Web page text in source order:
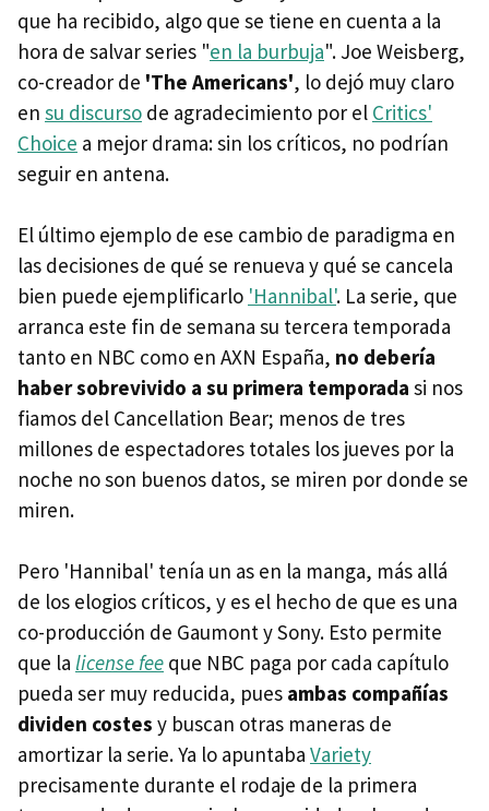
que ha recibido, algo que se tiene en cuenta a la
hora de salvar series "en la burbuja". Joe Weisberg,
co-creador de 'The Americans', lo dejó muy claro
en su discurso de agradecimiento por el Critics'
Choice a mejor drama: sin los críticos, no podrían
seguir en antena.
El último ejemplo de ese cambio de paradigma en
las decisiones de qué se renueva y qué se cancela
bien puede ejemplificarlo 'Hannibal'. La serie, que
arranca este fin de semana su tercera temporada
tanto en NBC como en AXN España, no debería
haber sobrevivido a su primera temporada si nos
fiamos del Cancellation Bear; menos de tres
millones de espectadores totales los jueves por la
noche no son buenos datos, se miren por donde se
miren.
Pero 'Hannibal' tenía un as en la manga, más allá
de los elogios críticos, y es el hecho de que es una
co-producción de Gaumont y Sony. Esto permite
que la license fee que NBC paga por cada capítulo
pueda ser muy reducida, pues ambas compañías
dividen costes y buscan otras maneras de
amortizar la serie. Ya lo apuntaba Variety
precisamente durante el rodaje de la primera